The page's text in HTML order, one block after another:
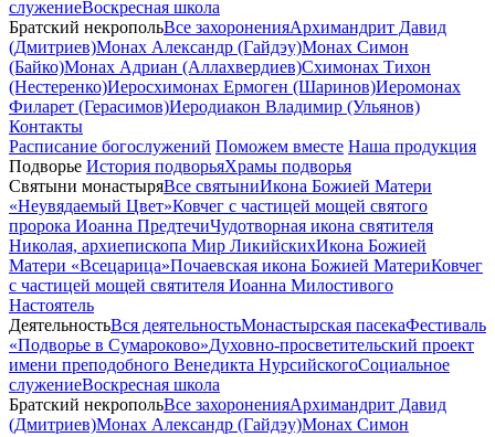
служениеВоскресная школа
Братский некропольВсе захороненияАрхимандрит Давид
(Дмитриев)Монах Александр (Гайдэу)Монах Симон
(Байко)Монах Адриан (Аллахвердиев)Схимонах Тихон
(Нестеренко)Иеросхимонах Ермоген (Шаринов)Иеромонах
Филарет (Герасимов)Иеродиакон Владимир (Ульянов)
Контакты
Расписание богослужений Поможем вместе Наша продукция
Подворье История подворьяХрамы подворья
Святыни монастыряВсе святыниИкона Божией Матери
«Неувядаемый Цвет»Ковчег с частицей мощей святого
пророка Иоанна ПредтечиЧудотворная икона святителя
Николая, архиепископа Мир ЛикийскихИкона Божией
Матери «Всецарица»Почаевская икона Божией МатериКовчег
с частицей мощей святителя Иоанна Милостивого
Настоятель
ДеятельностьВся деятельностьМонастырская пасекаФестиваль
«Подворье в Сумароково»Духовно-просветительский проект
имени преподобного Венедикта НурсийскогоСоциальное
служениеВоскресная школа
Братский некропольВсе захороненияАрхимандрит Давид
(Дмитриев)Монах Александр (Гайдэу)Монах Симон